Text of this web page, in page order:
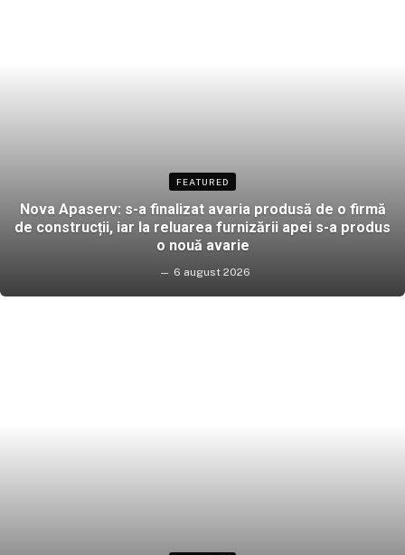
FEATURED
Nova Apaserv: s-a finalizat avaria produsă de o firmă
de construcții, iar la reluarea furnizării apei s-a produs
o nouă avarie
6 august 2026